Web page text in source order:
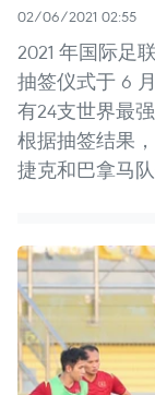
02/06/2021 02:55
2021 年国际足
抽签仪式于 6
有24支世界最
根据抽签结果
捷克和巴拿马队